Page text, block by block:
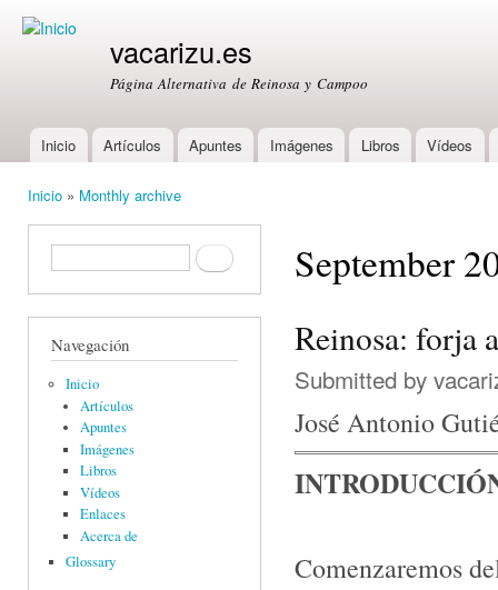
vacarizu.es
Página Alternativa de Reinosa y Campoo
Main menu
Inicio Artículos Apuntes Imágenes Libros Vídeos
Inicio » Monthly archive
Formulario de búsquedaBuscar
Navegación
Inicio
Artículos
Apuntes
Imágenes
Libros
Vídeos
Enlaces
Acerca de
Glossary
September
Reinosa: forja
Submitted by
José Antonio
Comenzaremos